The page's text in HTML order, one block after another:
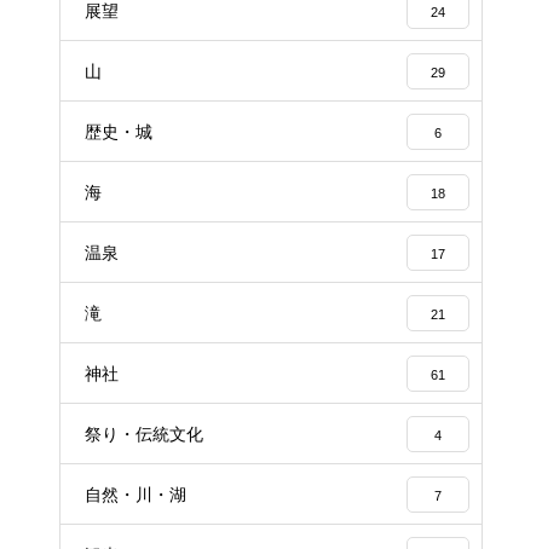
展望 24
山 29
歴史・城 6
海 18
温泉 17
滝 21
神社 61
祭り・伝統文化 4
自然・川・湖 7